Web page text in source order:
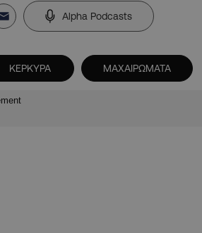
Alpha Podcasts
ΚΕΡΚΥΡΑ ΜΑΧΑΙΡΩΜΑΤΑ